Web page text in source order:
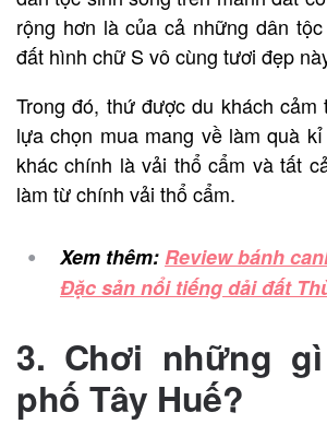
rộng hơn là của cả những dân
đất hình chữ S vô cùng tươi đẹp
Trong đó, thứ được du khách
lựa chọn mua mang về làm quà
khác chính là vải thổ cẩm và tất
làm từ chính vải thổ cẩm.
Xem thêm:Review bánh
Đặc sản nổi tiếng dải đất
3. Chơi những
phố Tây Huế?